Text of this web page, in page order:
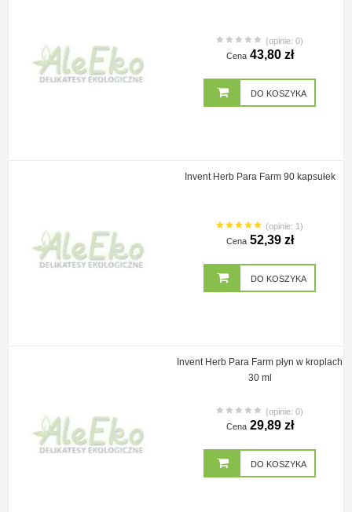
(opinie: 0)
Cena 43,80 zł
DO KOSZYKA
Invent Herb Para Farm 90 kapsułek
(opinie: 1)
Cena 52,39 zł
DO KOSZYKA
Invent Herb Para Farm płyn w kroplach
30 ml
(opinie: 0)
Cena 29,89 zł
DO KOSZYKA